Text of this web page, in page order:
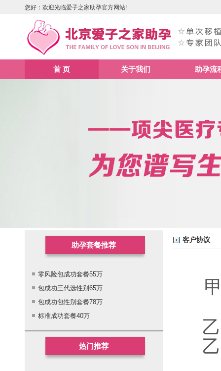
您好：欢迎光临爱子之家助孕官方网站!
首 页 关于我们 助孕流
客户协议
乙
乙
助孕套餐推荐
零风险包成功套餐55万
包成功三代选性别65万
包成功包性别套餐78万
标准成功套餐40万
热门推荐